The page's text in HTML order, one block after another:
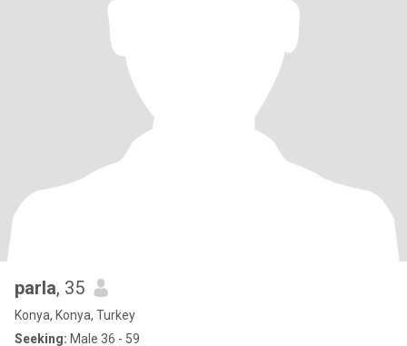
parla, 35
Konya, Konya, Turkey
Seeking: Male 36 - 59